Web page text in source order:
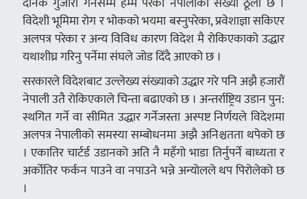
विदेशी भूमिमा रोग र भोकको भयमा बस्नुपरेका, प्रवेशाज्ञा सकिएर
अलपत्र परेका र अन्य विविध कारण विदेश मै रोकिएकाको उद्धार
यथाशीघ्र गरिनु पर्नेमा संघले जोड दिंदै आएको छ ।
सरकारले विदेशबाट उल्लेख्य संख्याको उद्धार गरे पनि अझै हजारौं
नेपाली उतै रोकिएकाले चिन्ता बढाएको छ । अन्तर्राष्ट्रिय उडान पुन:
स्थगित गर्ने वा सीमित उद्धार गर्नेजस्ता अस्पष्ट निर्णयले विदेशमा
अलपत्र नेपालीको समस्या सम्बोधनमा अझै अनिश्चतता थपेको छ
। एकातिर चार्टर्ड उडानको अति नै महँगो भाडा तिर्नुपर्ने बाध्यता र
अर्कोतिर फर्कन पाउने वा नपाउने भन्ने अन्योलले थप पिरोलेको छ
।